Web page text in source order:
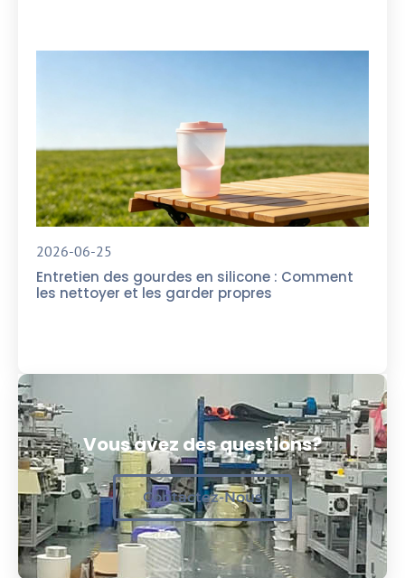
2026-06-25
Entretien des gourdes en silicone : Comment
les nettoyer et les garder propres
Vous avez des questions?
Contactez-Nous